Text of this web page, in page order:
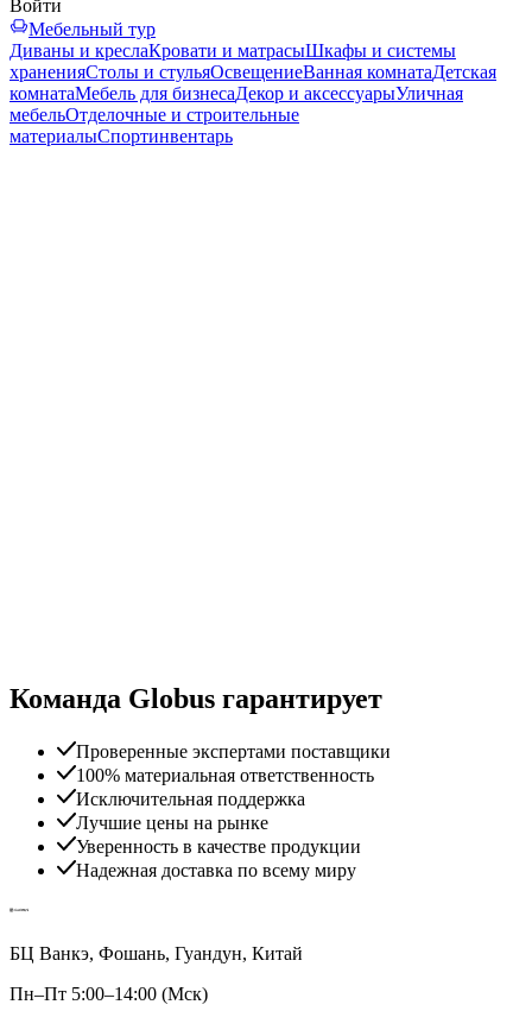
Войти
Мебельный тур
Диваны и креслаКровати и матрасыШкафы и системы
храненияСтолы и стульяОсвещениеВанная комнатаДетская
комнатаМебель для бизнесаДекор и аксессуарыУличная
мебельОтделочные и строительные
материалыСпортинвентарь
Команда Globus гарантирует
Проверенные экспертами поставщики
100% материальная ответственность
Исключительная поддержка
Лучшие цены на рынке
Уверенность в качестве продукции
Надежная доставка по всему миру
БЦ Ванкэ, Фошань, Гуандун, Китай
Пн–Пт 5:00–14:00 (Мск)